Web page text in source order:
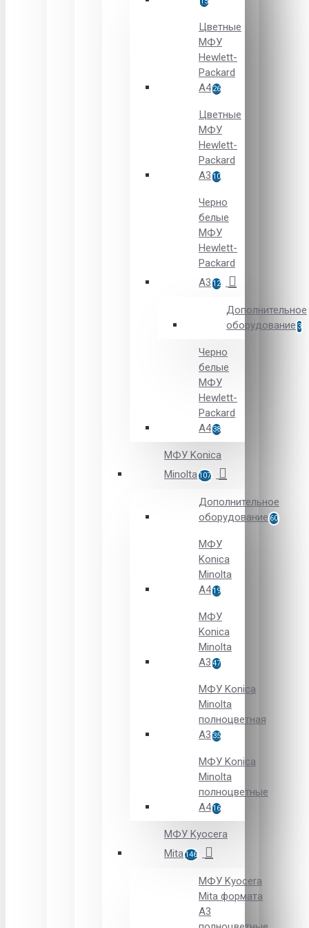
Цветные
МФУ
Hewlett-
Packard
A426
Цветные
МФУ
Hewlett-
Packard
А3 10
Черно
белые
МФУ
Hewlett-
Packard
А3 12
Дополнительное
оборудование 3
Черно
белые
МФУ
Hewlett-
Packard
А438
МФУ Konica
Minolta107
Дополнительное
оборудование 60
МФУ
Konica
Minolta
A419
МФУ
Konica
Minolta
A3 47
МФУ Konica
Minolta
полноцветная
А3 35
МФУ Konica
Minolta
полноцветные
А416
МФУ Kyocera
Mita146
МФУ Kyocera
Mita формата
A3